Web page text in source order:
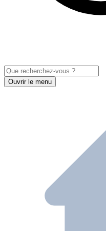
Ouvrir le menu